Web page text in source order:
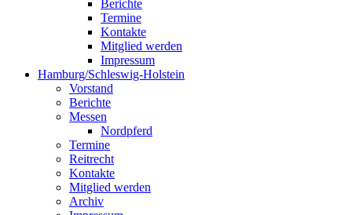
Berichte
Termine
Kontakte
Mitglied werden
Impressum
Hamburg/Schleswig-Holstein
Vorstand
Berichte
Messen
Nordpferd
Termine
Reitrecht
Kontakte
Mitglied werden
Archiv